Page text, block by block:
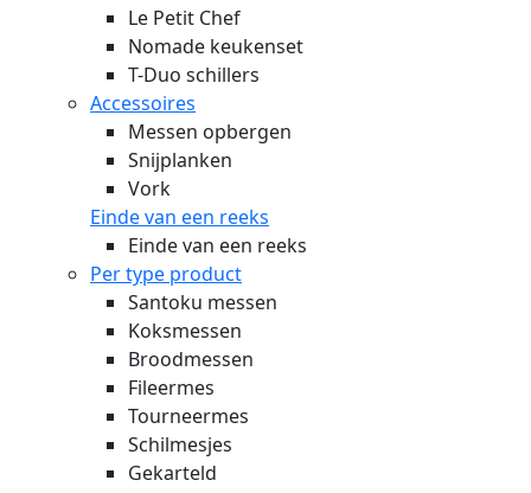
Le Petit Chef
Nomade keukenset
T-Duo schillers
Accessoires
Messen opbergen
Snijplanken
Vork
Einde van een reeks
Einde van een reeks
Per type product
Santoku messen
Koksmessen
Broodmessen
Fileermes
Tourneermes
Schilmesjes
Gekarteld